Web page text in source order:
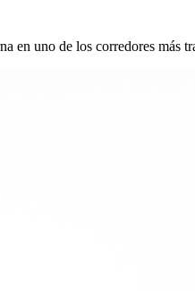
en uno de los corredores más